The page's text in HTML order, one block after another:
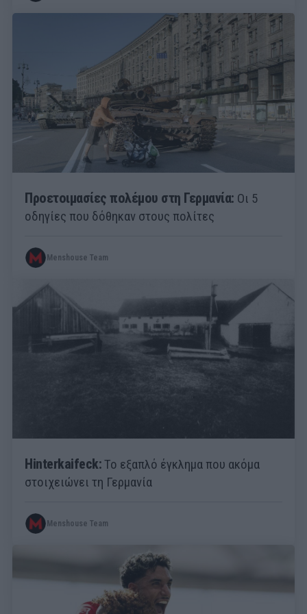
Προετοιμασίες πολέμου στη Γερμανία: Οι 5
οδηγίες που δόθηκαν στους πολίτες
Menshouse Team
Hinterkaifeck:Το εξαπλό έγκλημα που ακόμα
στοιχειώνει τη Γερμανία
Menshouse Team